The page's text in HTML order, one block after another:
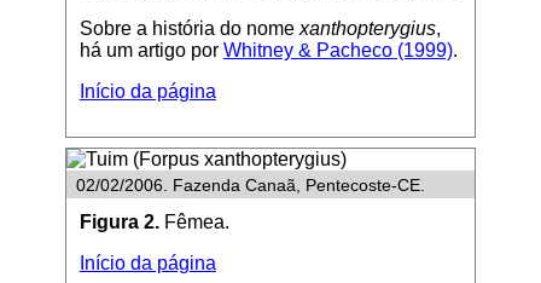
Sobre a história do nomexanthopterygius,
há um artigo por Whitney & Pacheco (1999).
Início da página
02/02/2006. Fazenda Canaã, Pentecoste-CE.
Figura 2.Fêmea.
Início da página